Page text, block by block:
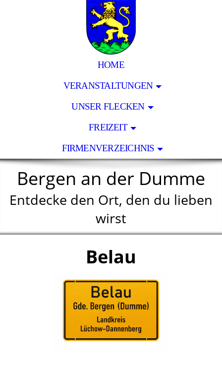
HOME
VERANSTALTUNGEN
UNSER FLECKEN
FREIZEIT
FIRMENVERZEICHNIS
Bergen an der Dumme
Entdecke den Ort, den du lieben
wirst
Belau